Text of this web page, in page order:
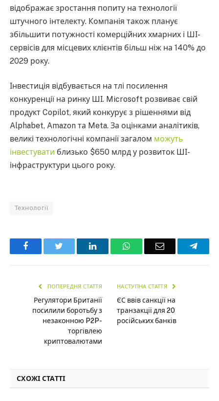
відображає зростання попиту на технології
штучного інтелекту. Компанія також планує
збільшити потужності комерційних хмарних і ШІ-
сервісів для місцевих клієнтів більш ніж на 140% до
2029 року.
Інвестиція відбувається на тлі посилення
конкуренції на ринку ШІ. Microsoft розвиває свій
продукт Copilot, який конкурує з рішеннями від
Alphabet, Amazon та Meta. За оцінками аналітиків,
великі технологічні компанії загалом можуть
інвестувати близько $650 млрд у розвиток ШІ-
інфраструктури цього року.
Технології
Facebook LinkedInWhatsAppEmail
ПОПЕРЕДНЯ СТАТТЯ
Регулятори Британії
посилили боротьбу з
незаконною P2P-
торгівлею
криптовалютами
НАСТУПНА СТАТТЯ
ЄС ввів санкції на
транзакції для 20
російських банків
СХОЖІ СТАТТІ